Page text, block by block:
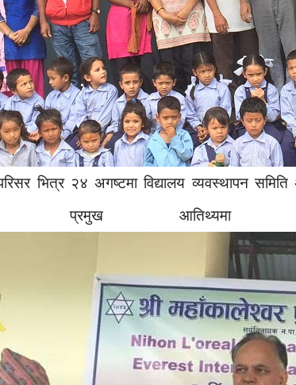
भित्र २४ अगष्टमा विद्यालय व्यवस्थापन
प्रमुख